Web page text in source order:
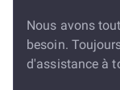
Nous avons
besoin.
d'assistance à